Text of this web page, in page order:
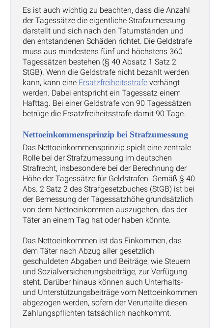
Es ist auch wichtig zu beachten, dass die Anzahl
der Tagessätze die eigentliche Strafzumessung
darstellt und sich nach den Tatumständen und
den entstandenen Schäden richtet. Die Geldstrafe
muss aus mindestens fünf und höchstens 360
Tagessätzen bestehen (§ 40 Absatz 1 Satz 2
StGB). Wenn die Geldstrafe nicht bezahlt werden
kann, kann eine Ersatzfreiheitsstrafe verhängt
werden. Dabei entspricht ein Tagessatz einem
Hafttag. Bei einer Geldstrafe von 90 Tagessätzen
betrüge die Ersatzfreiheitsstrafe damit 90 Tage.
Nettoeinkommensprinzip bei Strafzumessung
Das Nettoeinkommensprinzip spielt eine zentrale
Rolle bei der Strafzumessung im deutschen
Strafrecht, insbesondere bei der Berechnung der
Höhe der Tagessätze für Geldstrafen. Gemäß § 40
Abs. 2 Satz 2 des Strafgesetzbuches (StGB) ist bei
der Bemessung der Tagessatzhöhe grundsätzlich
von dem Nettoeinkommen auszugehen, das der
Täter an einem Tag hat oder haben könnte.
Das Nettoeinkommen ist das Einkommen, das
dem Täter nach Abzug aller gesetzlich
geschuldeten Abgaben und Beiträge, wie Steuern
und Sozialversicherungsbeiträge, zur Verfügung
steht. Darüber hinaus können auch Unterhalts-
und Unterstützungsbeiträge vom Nettoeinkommen
abgezogen werden, sofern der Verurteilte diesen
Zahlungspflichten tatsächlich nachkommt.